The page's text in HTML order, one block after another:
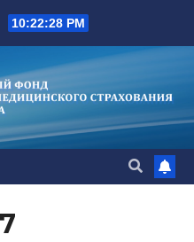
10:22:28 PM